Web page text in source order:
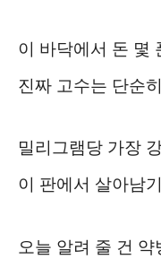
이 바닥에서 돈 몇
진짜 고수는 단순
밀리그램당 가장
이 판에서 살아남
오늘 알려 줄 건